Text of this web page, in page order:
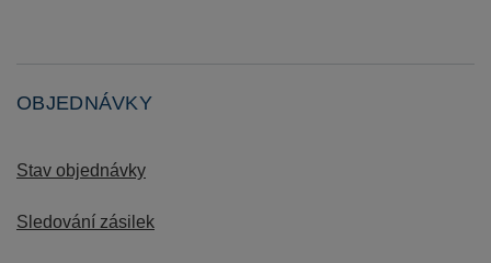
OBJEDNÁVKY
Stav objednávky
Sledování zásilek